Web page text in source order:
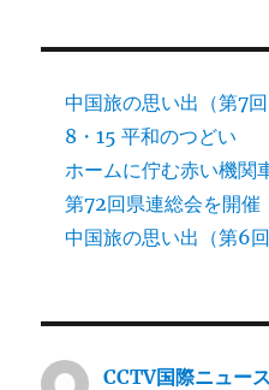
中国旅の思い出（第7回
8・15 平和のつどい
ホームに佇む赤い機
第72回県連総会を開催
中国旅の思い出（第6回
CCTV国際ニュー